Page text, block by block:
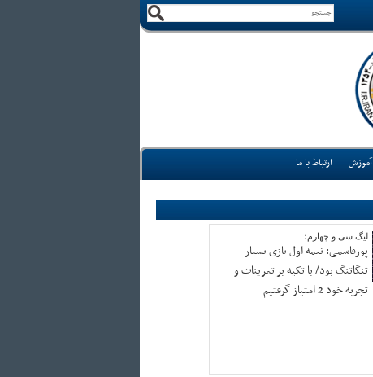
آموزش ارتباط با ما
لیگ سی و چهارم؛
پورقاسمی: نیمه اول بازی بسیار
تنگاتنگ بود/ با تکیه بر تمرینات و
تجربه خود 2 امتیاز گرفتیم